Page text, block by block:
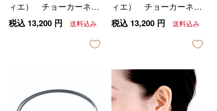
ィエ） チョーカーネッ
クレス ＜レッド＞
税込 13,200円 送料込み
ィエ） チョーカーネッ
クレス ＜グリーン＞
税込 13,200円 送料込み